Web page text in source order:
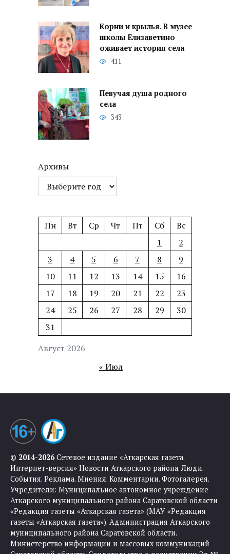
Корни и крылья. В музее
школы Елизаветино
оживает история села
411
Певучая душа родного
села
343
Архивы
Август 2026
Пн Вт Ср Чт Пт Сб
Вс
1
2
3
4 5 6 7 8
9
10
11 12 13 14 15
16
17
18 19 20 21 22
23
24
25 26 27 28 29
30
31
« Июл
© 2014-2026Сетевое издание «Аткарская газета.
Интернет-версия» Новости Аткарского района. Люди.
События. Реклама. Мнения. Комментарии. Фотогалерея.
Учредители: Муниципальное автономное учреждение
Аткарского муниципального района Саратовской области
«Редакция газеты «Аткарская газета» (МАУ «Редакция
газеты «Аткарская газета»). Администрация Аткарского
муниципального района Саратовской области.
Министерство информации и массовых коммуникаций